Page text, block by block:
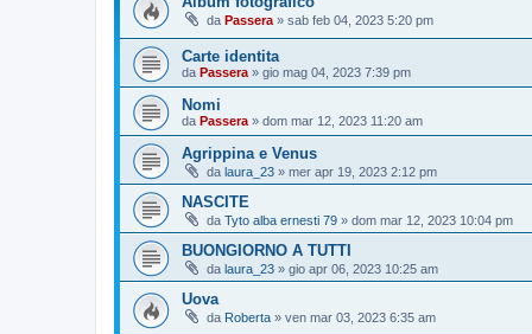
da Passera » sab feb 04, 2023 5:20 pm
Carte identita
da Passera » gio mag 04, 2023 7:39 pm
Nomi
da Passera » dom mar 12, 2023 11:20 am
Agrippina e Venus
da laura_23 » mer apr 19, 2023 2:12 pm
NASCITE
da Tyto alba ernesti 79 » dom mar 12, 2023 10:04 pm
BUONGIORNO A TUTTI
da laura_23 » gio apr 06, 2023 10:25 am
Uova
da Roberta » ven mar 03, 2023 6:35 am